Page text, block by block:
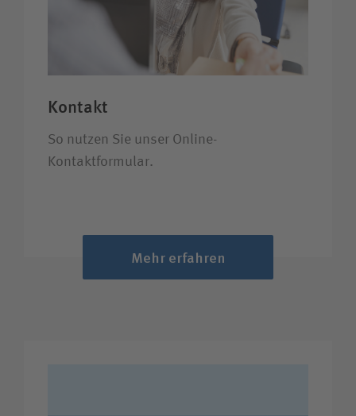
Kontakt
So nutzen Sie unser Online-
Kontaktformular.
Mehr erfahren